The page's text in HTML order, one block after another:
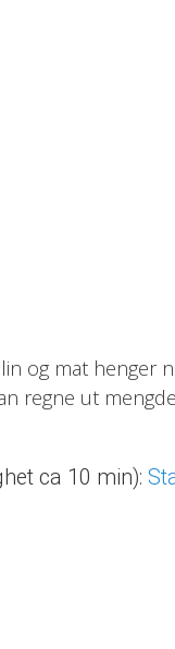
og mat henger
regne ut
ca 10 min):